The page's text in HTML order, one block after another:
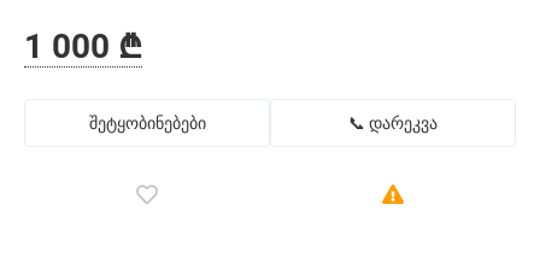
1 000 ₾
შეტყობინებები 📞 დარეკვა